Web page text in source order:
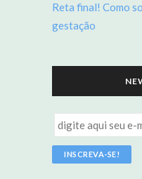
Reta final! Como
gestação